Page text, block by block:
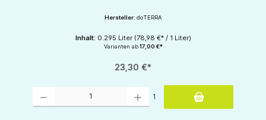
Hersteller: doTERRA
Inhalt: 0.295 Liter (78,98 €* / 1 Liter)
Varianten ab17,00 €*
23,30 €*
1